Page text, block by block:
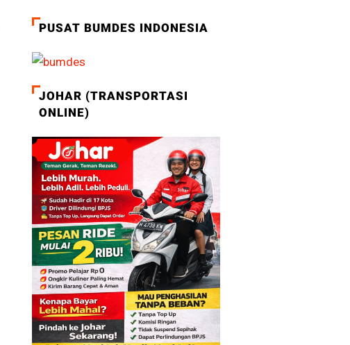
PUSAT BUMDES INDONESIA
JOHAR (TRANSPORTASI
ONLINE)